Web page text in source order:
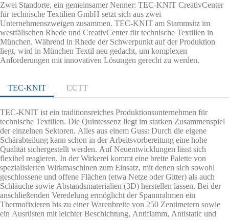
Zwei Standorte, ein gemeinsamer Nenner: TEC-KNIT CreativCenter
für technische Textilien GmbH setzt sich aus zwei
Unternehmenszweigen zusammen. TEC-KNIT am Stammsitz im
westfälischen Rhede und CreativCenter für technische Textilien in
München. Während in Rhede der Schwerpunkt auf der Produktion
liegt, wird in München Textil neu gedacht, um komplexen
Anforderungen mit innovativen Lösungen gerecht zu werden.
TEC-KNIT CCTT
TEC-KNIT ist ein traditionsreiches Produktionsunternehmen für
technische Textilien. Die Quintessenz liegt im starken Zusammenspiel
der einzelnen Sektoren. Alles aus einem Guss: Durch die eigene
Schärabteilung kann schon in der Arbeitsvorbereitung eine hohe
Qualität sichergestellt werden. Auf Neuentwicklungen lässt sich
flexibel reagieren. In der Wirkerei kommt eine breite Palette von
spezialisierten Wirkmaschinen zum Einsatz, mit denen sich sowohl
geschlossene und offene Flächen (etwa Netze oder Gitter) als auch
Schläuche sowie Abstandsmaterialien (3D) herstellen lassen. Bei der
anschließenden Veredelung ermöglicht der Spannrahmen ein
Thermofixieren bis zu einer Warenbreite von 250 Zentimetern sowie
ein Ausrüsten mit leichter Beschichtung, Antiflamm, Antistatic und